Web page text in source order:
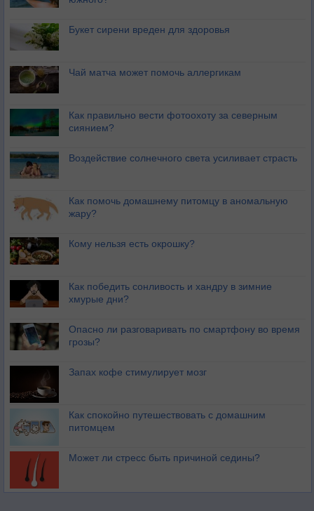
Букет сирени вреден для здоровья
Чай матча может помочь аллергикам
Как правильно вести фотоохоту за северным
сиянием?
Воздействие солнечного света усиливает страсть
Как помочь домашнему питомцу в аномальную
жару?
Кому нельзя есть окрошку?
Как победить сонливость и хандру в зимние
хмурые дни?
Опасно ли разговаривать по смартфону во время
грозы?
Запах кофе стимулирует мозг
Как спокойно путешествовать с домашним
питомцем
Может ли стресс быть причиной седины?